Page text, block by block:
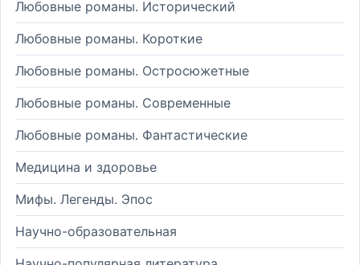
Любовные романы. Исторический
Любовные романы. Короткие
Любовные романы. Остросюжетные
Любовные романы. Современные
Любовные романы. Фантастические
Медицина и здоровье
Мифы. Легенды. Эпос
Научно-образовательная